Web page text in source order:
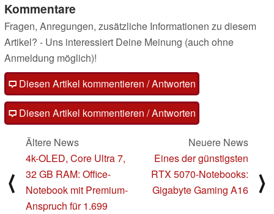
Kommentare
Fragen, Anregungen, zusätzliche Informationen zu diesem
Artikel? - Uns interessiert Deine Meinung (auch ohne
Anmeldung möglich)!
Diesen Artikel kommentieren / Antworten
Diesen Artikel kommentieren / Antworten
⟨
Ältere News
4k-OLED, Core Ultra 7,
32 GB RAM: Office-
Notebook mit Premium-
Anspruch für 1.699
Neuere News
Eines der günstigsten
RTX 5070-Notebooks:
Gigabyte Gaming A16
⟩